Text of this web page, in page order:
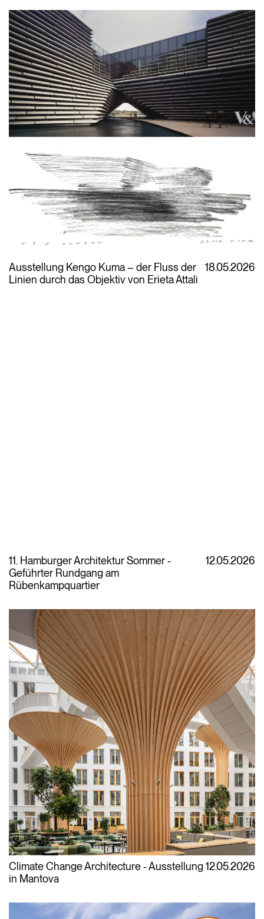
Ausstellung Kengo Kuma – der Fluss der
Linien durch das Objektiv von Erieta Attali
18.05.2026
11. Hamburger Architektur Sommer -
Geführter Rundgang am
Rübenkampquartier
12.05.2026
Climate Change Architecture - Ausstellung
in Mantova
12.05.2026